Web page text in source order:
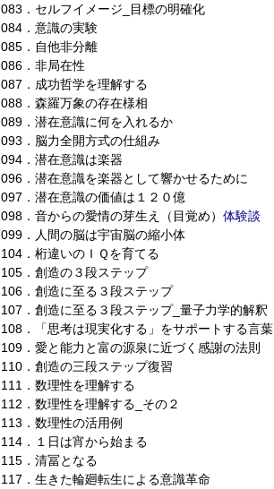
083．セルフイメージ_目標の明確化
084．意識の実験
085．自他非分離
086．非局在性
087．成功哲学を理解する
088．森羅万象の存在様相
089．潜在意識に何を入れるか
093．脳力全開方式の仕組み
094．潜在意識は楽器
096．潜在意識を楽器として響かせるために
097．潜在意識の価値は１２０億
098．音からの愛情の芽生え（目覚め） 体験談
099．人間の脳は宇宙脳の縮小体
104．桁違いのＩＱを育てる
105．創造の３段ステップ
106．創造に至る３段ステップ
107．創造に至る３段ステップ_量子力学的解釈
108．「思考は現実化する」をサポートする言葉
109．愛と能力と富の源泉に近づく感謝の法則
110．創造の三段ステップ復習
111．数理性を理解する
112．数理性を理解する_その２
113．数理性の活用例
114．１日は宵から始まる
115．清冨となる
117．生きた輪廻転生による意識革命